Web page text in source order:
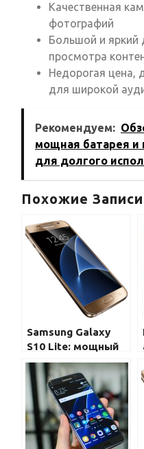
Качественная
фотографий
Большой и яркий
просмотра
Недорогая цена,
для широкой
Рекомендуем:
мощная батарея и
для долгого
Похожие
Samsung Galaxy
S10 Lite: мощный
смартфон по
доступной цене